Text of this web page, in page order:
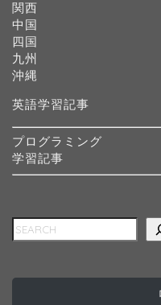
関西
中国
四国
九州
沖縄
英語学習記事
プログラミング
学習記事
検索